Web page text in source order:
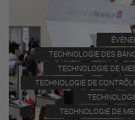
TECHNOLOGIE DES
TECHNOLOGIE DE
TECHNOLOGIE DE
TECHNOLOGIE DE